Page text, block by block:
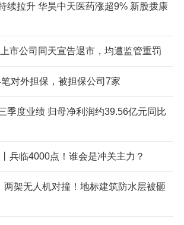
续拉升 华昊中天医药涨超9% 新股拨康
市公司同天宣告退市，均遭监管重罚
对外担保，被担保公司7家
季度业绩 归母净利润约39.56亿元同比
兵临4000点！谁会是冲关主力？
两架无人机对撞！地标建筑防水层被砸